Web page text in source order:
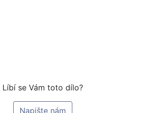
Líbí se Vám toto dílo?
Napište nám